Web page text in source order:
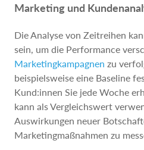
Marketing und
Die Analyse von Zeitreihen
sein, um die Performance
Marketingkampagnen zu
beispielsweise eine Baseline
Kund:innen Sie jede Woche
kann als Vergleichswert
Auswirkungen neuer
Marketingmaßnahmen zu